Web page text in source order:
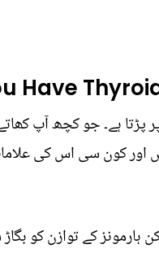
Have
ہے۔ جو کچھ آپ
اور کون سی اس کی
کے توازن کو